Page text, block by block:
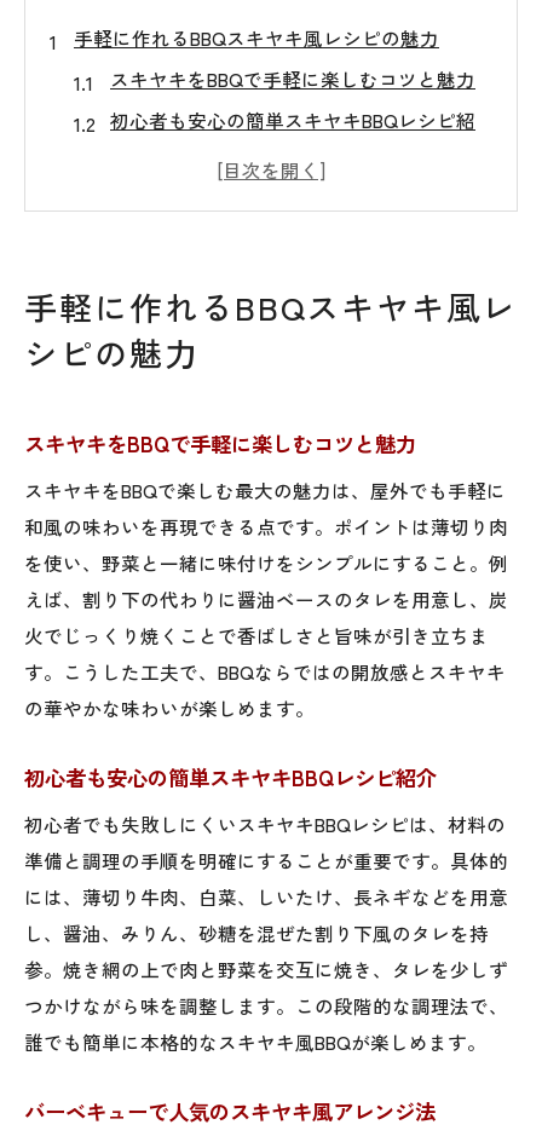
手軽に作れるBBQスキヤキ風レシピの魅力
スキヤキをBBQで手軽に楽しむコツと魅力
初心者も安心の簡単スキヤキBBQレシピ紹
ト
盛り上がるバーベキューレシピにスキヤキ
おしゃれなBBQ料理に映えるスキヤキの工
子供が喜ぶバーベキューのスキヤキ体験
簡単スキヤキBBQで家族みんな大満足の工
夫
子供にも人気のスキヤキ風バーベキューレ
シピ
バーベキューおつまみにもなるスキヤキ活
用
スキヤキで実現する子供向けBBQ料理の秘
訣
初心者も安心の簡単スキヤキBBQアレンジ術
初心者におすすめのスキヤキBBQアレンジ
法
失敗しない簡単スキヤキ風レシピの作り方
バーベキュー初心者も楽しめるスキヤキ活
手軽に作れるBBQスキヤキ風レ
シピの魅力
スキヤキをBBQで手軽に楽しむコツと魅力
スキヤキをBBQで楽しむ最大の魅力は、屋外でも手軽に
和風の味わいを再現できる点です。ポイントは薄切り肉
を使い、野菜と一緒に味付けをシンプルにすること。例
えば、割り下の代わりに醤油ベースのタレを用意し、炭
火でじっくり焼くことで香ばしさと旨味が引き立ちま
す。こうした工夫で、BBQならではの開放感とスキヤキ
の華やかな味わいが楽しめます。
初心者も安心の簡単スキヤキBBQレシピ紹介
初心者でも失敗しにくいスキヤキBBQレシピは、材料の
準備と調理の手順を明確にすることが重要です。具体的
には、薄切り牛肉、白菜、しいたけ、長ネギなどを用意
し、醤油、みりん、砂糖を混ぜた割り下風のタレを持
参。焼き網の上で肉と野菜を交互に焼き、タレを少しず
つかけながら味を調整します。この段階的な調理法で、
誰でも簡単に本格的なスキヤキ風BBQが楽しめます。
バーベキューで人気のスキヤキ風アレンジ法